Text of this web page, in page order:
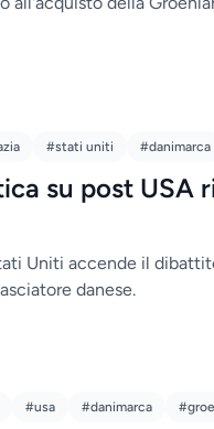
#stati uniti #danimarca
su post USA
Uniti accende il
danese.
#usa #danimarca